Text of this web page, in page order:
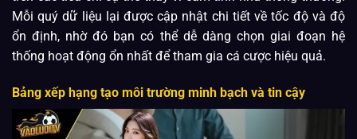
Mỗi quý dữ liệu lại được cập nhật chi tiết về tốc độ và độ
ổn định, nhờ đó bạn có thể dễ dàng chọn giai đoạn hệ
thống hoạt động ổn nhất để tham gia cá cược hiệu quả.
Bảng xếp hạng tạo môi trường minh bạch và tin cậy